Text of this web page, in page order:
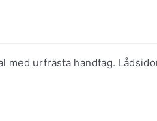
med urfrästa handtag.